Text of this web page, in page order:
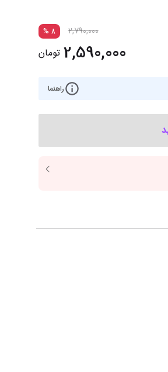
2,790,000
8
%
2,590,000 تومان
راهنما